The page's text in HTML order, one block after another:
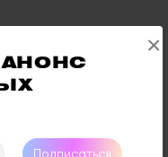
Подписаться
×
другого
догадок.